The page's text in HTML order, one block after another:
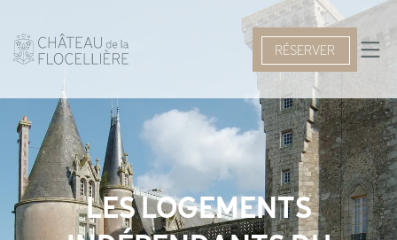
RÉSERVER
LES LOGEMENTS